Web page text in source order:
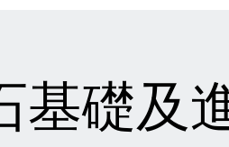
基礎及